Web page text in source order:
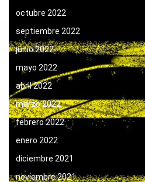
octubre 2022
septiembre 2022
junio 2022
mayo 2022
abril 2022
marzo 2022
febrero 2022
enero 2022
diciembre 2021
noviembre 2021